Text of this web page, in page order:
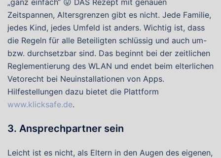
Zeitspannen, Altersgrenzen gibt es nicht. Jede Familie,
jedes Kind, jedes Umfeld ist anders. Wichtig ist, dass
die Regeln für alle Beteiligten schlüssig und auch um-
bzw. durchsetzbar sind. Das beginnt bei der zeitlichen
Reglementierung des WLAN und endet beim elterlichen
Vetorecht bei Neuinstallationen von Apps.
Hilfestellungen dazu bietet die Plattform
www.klicksafe.de.
3. Ansprechpartner sein
Leicht ist es nicht, als Eltern in den Augen des eigenen,